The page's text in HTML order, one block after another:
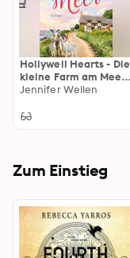
Hollywell Hearts - Die
kleine Farm am Meer:
Roman. Hollywell
Romance mit einem
Jennifer Wellen
Zum Einstieg